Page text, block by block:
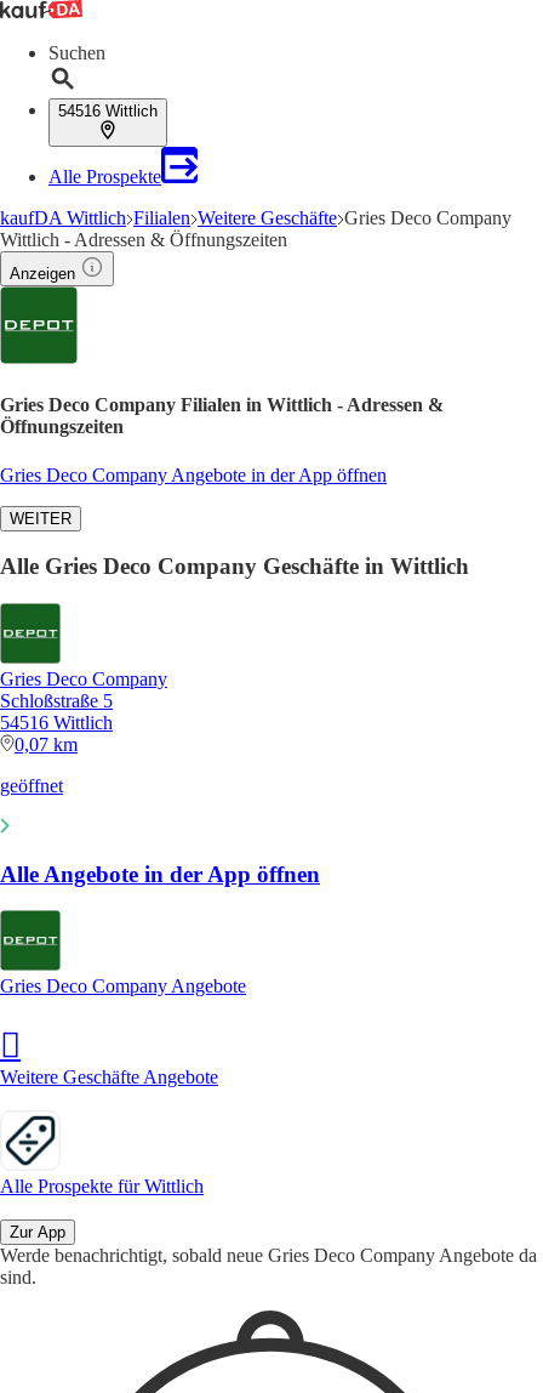
Suchen
54516 Wittlich
Alle Prospekte
kaufDA Wittlich Filialen Weitere Geschäfte Gries Deco Company
Wittlich - Adressen & Öffnungszeiten
Anzeigen
Gries Deco Company Filialen in Wittlich - Adressen &
Öffnungszeiten
Gries Deco Company Angebote in der App öffnen
WEITER
Alle Gries Deco Company Geschäfte in Wittlich
Gries Deco Company
Schloßstraße 5
54516 Wittlich
0,07 km
geöffnet
Alle Angebote in der App öffnen
Gries Deco Company Angebote
Weitere Geschäfte Angebote
Alle Prospekte für Wittlich
Zur App
Werde benachrichtigt, sobald neue Gries Deco Company Angebote da
sind.